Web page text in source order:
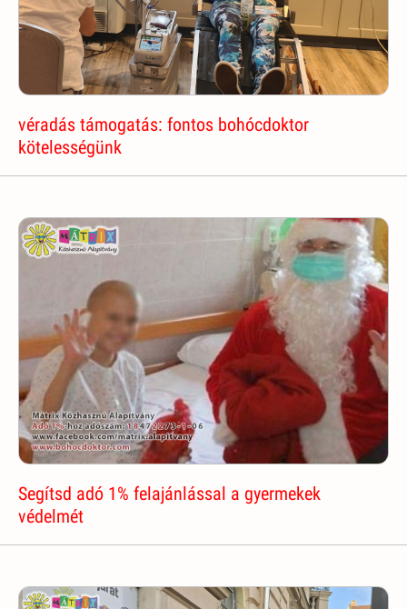
véradás támogatás: fontos bohócdoktor
kötelességünk
Segítsd adó 1% felajánlással a gyermekek
védelmét